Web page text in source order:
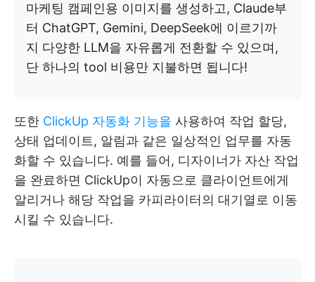
마케팅 캠페인용 이미지를 생성하고, Claude부
터 ChatGPT, Gemini, DeepSeek에 이르기까
지 다양한 LLM을 자유롭게 전환할 수 있으며,
단 하나의 tool 비용만 지불하면 됩니다!
또한 ClickUp 자동화 기능을 사용하여 작업 할당,
상태 업데이트, 알림과 같은 일상적인 업무를 자동
화할 수 있습니다. 예를 들어, 디자이너가 자산 작업
을 완료하면 ClickUp이 자동으로 클라이언트에게
알리거나 해당 작업을 카피라이터의 대기열로 이동
시킬 수 있습니다.